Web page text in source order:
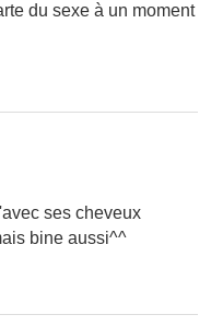
du sexe à un moment
ses cheveux
bine aussi^^